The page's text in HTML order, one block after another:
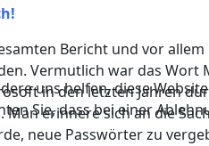
Bericht und vor
Vermutlich war das Wort
in den letzten Jahren
erinnere sich an die
neue Passwörter zu
uns helfen, diese
Sie, dass bei einer